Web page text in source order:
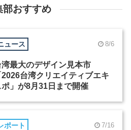
部おすすめ
ュース 8/6
湾最大のデザイン見本市
2026台湾クリエイティブエキ
ポ」が8月31日まで開催
ポート 7/16